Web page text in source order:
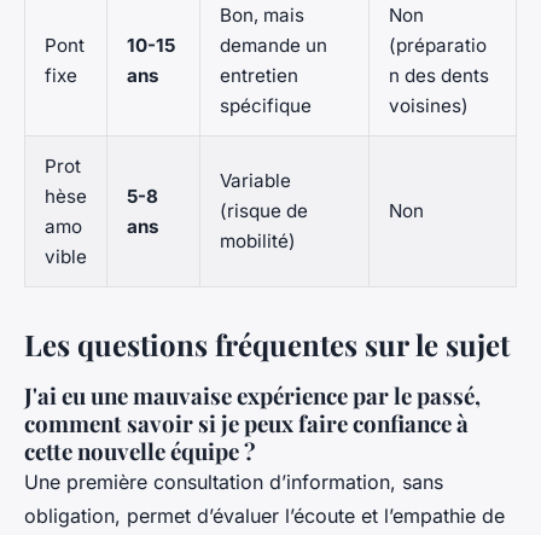
Pont
fixe
10-15
ans
Bon, mais
demande un
entretien
spécifique
Non
(préparatio
n des dents
voisines)
Prot
hèse
amo
vible
5-8
ans
Variable
(risque de
mobilité)
Non
Les questions fréquentes sur le sujet
J'ai eu une mauvaise expérience par le passé,
comment savoir si je peux faire confiance à
cette nouvelle équipe ?
Une première consultation d’information, sans
obligation, permet d’évaluer l’écoute et l’empathie de